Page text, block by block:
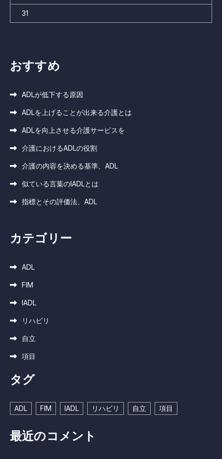
31
おすすめ
ADLが低下する原因
ADLを上げることが出来る介護とは
ADLを向上させる介護サービスを
介護におけるADLの役割
介護の内容を決める基準、ADL
似ている言葉のIADLとは
指標とその評価法、ADL
カテゴリー
ADL
FIM
IADL
リハビリ
自立
項目
タグ
ADL FIM IADL リハビリ 自立 項目
最近のコメント